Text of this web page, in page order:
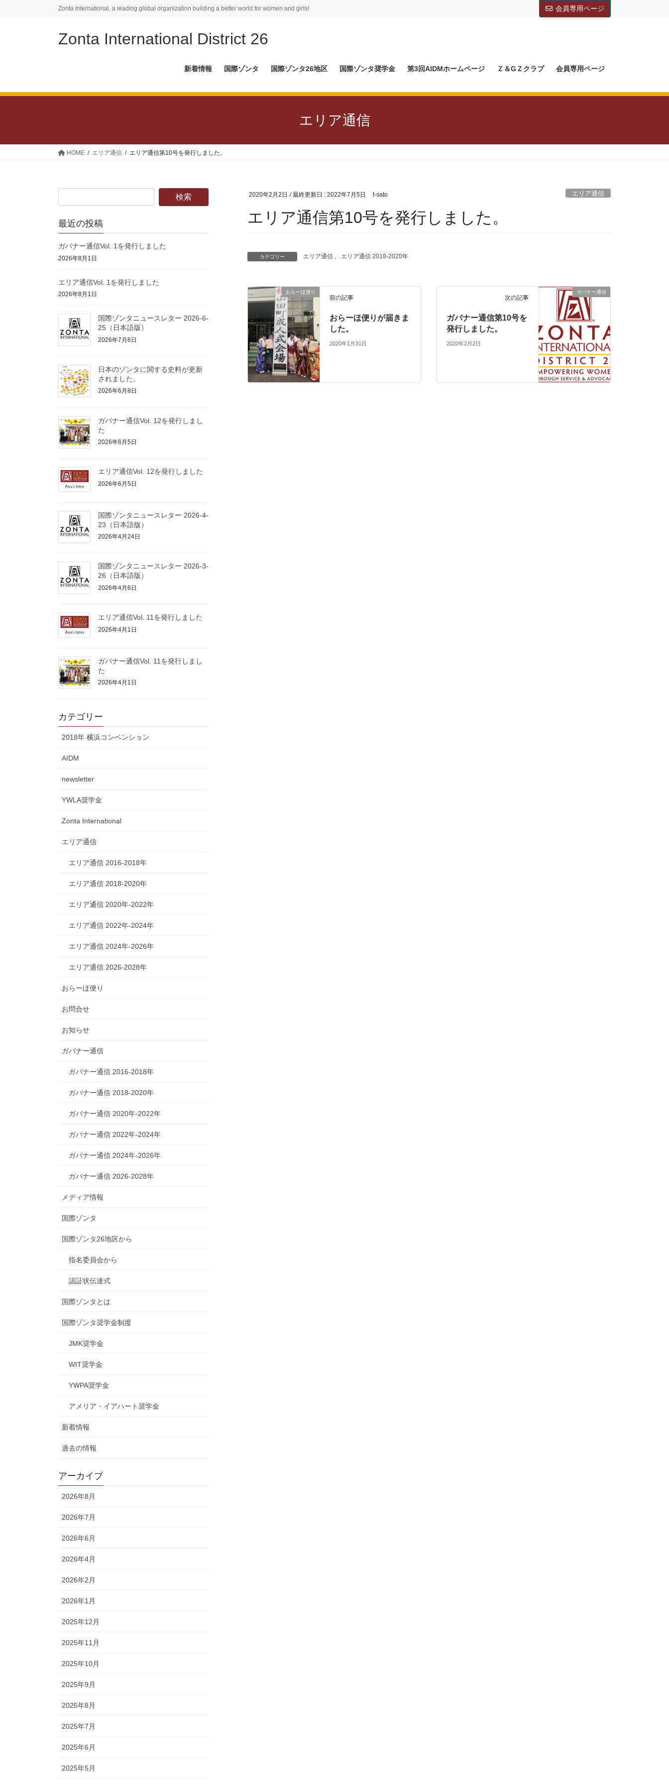
Zonta International, a leading global organization building a better world for women and girls! 会員専用ページ
Zonta International District 26
新着情報 国際ゾンタ 国際ゾンタ26地区 国際ゾンタ奨学金 第3回AIDMホームページ Ｚ＆GＺクラブ 会員専用ページ
エリア通信
HOME エリア通信 エリア通信第10号を発行しました。
2020年2月2日 / 最終更新日 : 2022年7月5日 t-sato エリア通信
エリア通信第10号を発行しました。
カテゴリー エリア通信 、 エリア通信 2018-2020年
おらーほ便り
前の記事
おらーほ便りが届きま
した。
2020年1月31日
ガバナー通信
次の記事
ガバナー通信第10号を
発行しました。
2020年2月2日
最近の投稿
ガバナー通信Vol. 1を発行しました
2026年8月1日
エリア通信Vol. 1を発行しました
2026年8月1日
国際ゾンタニュースレター 2026-6-
25（日本語版）
2026年7月6日
日本のゾンタに関する史料が更新
されました。
2026年6月8日
ガバナー通信Vol. 12を発行しまし
た
2026年6月5日
エリア通信Vol. 12を発行しました
2026年6月5日
国際ゾンタニュースレター 2026-4-
23（日本語版）
2026年4月24日
国際ゾンタニュースレター 2026-3-
26（日本語版）
2026年4月6日
エリア通信Vol. 11を発行しました
2026年4月1日
ガバナー通信Vol. 11を発行しまし
た
2026年4月1日
カテゴリー
2018年 横浜コンベンション
AIDM
newsletter
YWLA奨学金
Zonta International
エリア通信
エリア通信 2016-2018年
エリア通信 2018-2020年
エリア通信 2020年-2022年
エリア通信 2022年-2024年
エリア通信 2024年-2026年
エリア通信 2026-2028年
おらーほ便り
お問合せ
お知らせ
ガバナー通信
ガバナー通信 2016-2018年
ガバナー通信 2018-2020年
ガバナー通信 2020年-2022年
ガバナー通信 2022年-2024年
ガバナー通信 2024年-2026年
ガバナー通信 2026-2028年
メディア情報
国際ゾンタ
国際ゾンタ26地区から
指名委員会から
認証状伝達式
国際ゾンタとは
国際ゾンタ奨学金制度
JMK奨学金
WIT奨学金
YWPA奨学金
アメリア・イアハート奨学金
新着情報
過去の情報
アーカイブ
2026年8月
2026年7月
2026年6月
2026年4月
2026年2月
2026年1月
2025年12月
2025年11月
2025年10月
2025年9月
2025年8月
2025年7月
2025年6月
2025年5月